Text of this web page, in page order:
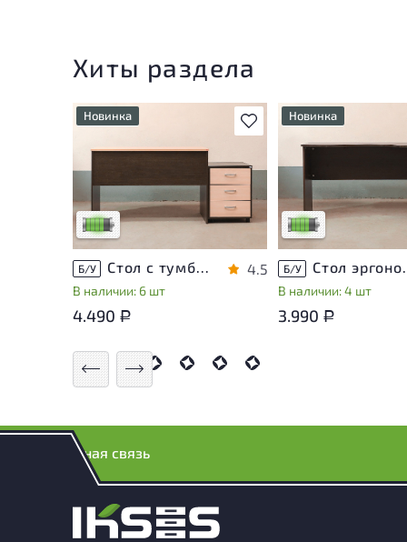
Хиты раздела
В избранное
Новинка
незначительные следы
эксплуатации, не влияющие
использования
Низкая степень износа
Б/У Стол с тумбой ЛДСП Венге
В наличии: 6 шт
4.5
4.490 Р
Новинка
У товара
незначительные
эксплуатации, не
на удобство его
использования
Низкая степень
Б/У Стол
В наличии: 4 шт
3.990 Р
Обратная связь